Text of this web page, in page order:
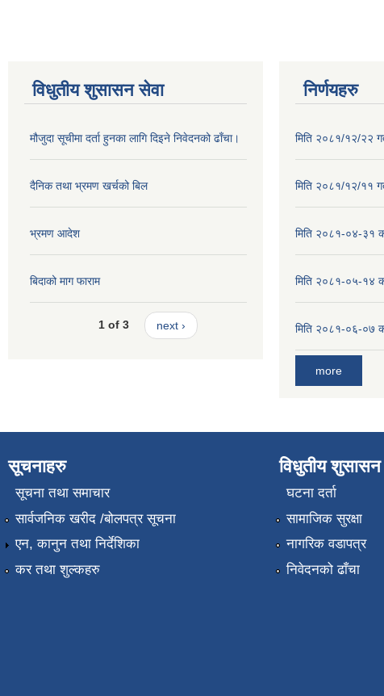
विधुतीय शुसासन सेवा
मौजुदा सूचीमा दर्ता हुनका लागि दिइने निवेदनको ढाँचा।
दैनिक तथा भ्रमण खर्चको बिल
भ्रमण आदेश
बिदाको माग फाराम
1 of 3 next ›
निर्णयहरु
मिति २०८१/१२/२२
मिति २०८१/१२/११
मिति २०८१-०४-३१ को
मिति २०८१-०५-१४ को
मिति २०८१-०६-०७
more
सूचनाहरु
सूचना तथा समाचार
सार्वजनिक खरीद /बोलपत्र सूचना
एन, कानुन तथा निर्देशिका
कर तथा शुल्कहरु
विधुतीय शुसासन
घटना दर्ता
सामाजिक सुरक्षा
नागरिक वडापत्र
निवेदनको ढाँचा